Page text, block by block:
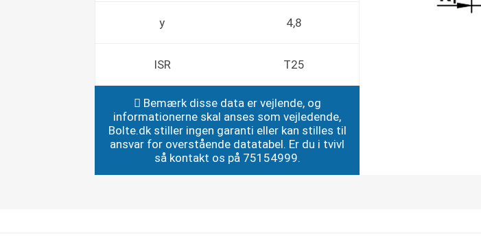
y 4,8
ISR T25
Bemærk disse data er vejlende, og
informationerne skal anses som vejledende,
Bolte.dk stiller ingen garanti eller kan stilles til
ansvar for overstående datatabel. Er du i tvivl
så kontakt os på 75154999.